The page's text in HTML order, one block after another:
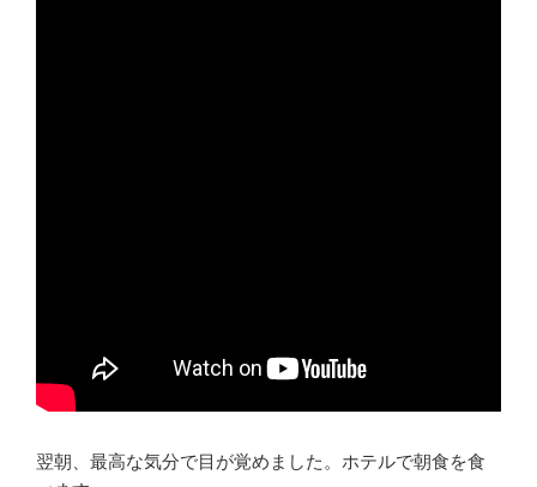
翌朝、最高な気分で目が覚めました。ホテルで朝食を食